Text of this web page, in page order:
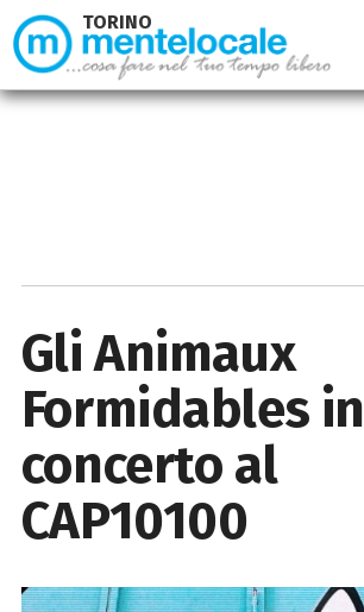
Gli Animaux
Formidables in
concerto al
CAP10100
TORINO